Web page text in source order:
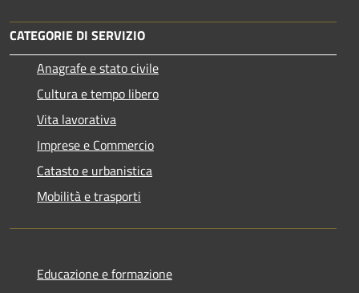
CATEGORIE DI SERVIZIO
Anagrafe e stato civile
Cultura e tempo libero
Vita lavorativa
Imprese e Commercio
Catasto e urbanistica
Mobilità e trasporti
Educazione e formazione